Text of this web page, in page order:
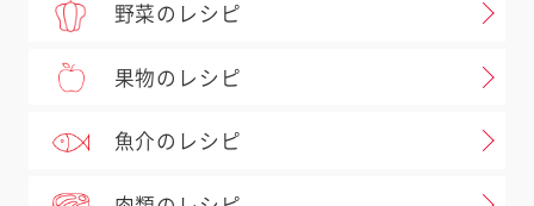
野菜のレシピ
果物のレシピ
魚介のレシピ